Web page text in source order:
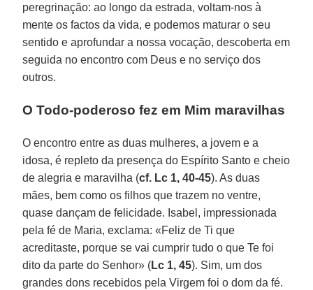
peregrinação: ao longo da estrada, voltam-nos à
mente os factos da vida, e podemos maturar o seu
sentido e aprofundar a nossa vocação, descoberta em
seguida no encontro com Deus e no serviço dos
outros.
O Todo-poderoso fez em Mim maravilhas
O encontro entre as duas mulheres, a jovem e a
idosa, é repleto da presença do Espírito Santo e cheio
de alegria e maravilha (cf. Lc 1, 40-45). As duas
mães, bem como os filhos que trazem no ventre,
quase dançam de felicidade. Isabel, impressionada
pela fé de Maria, exclama: «Feliz de Ti que
acreditaste, porque se vai cumprir tudo o que Te foi
dito da parte do Senhor» (Lc 1, 45). Sim, um dos
grandes dons recebidos pela Virgem foi o dom da fé.